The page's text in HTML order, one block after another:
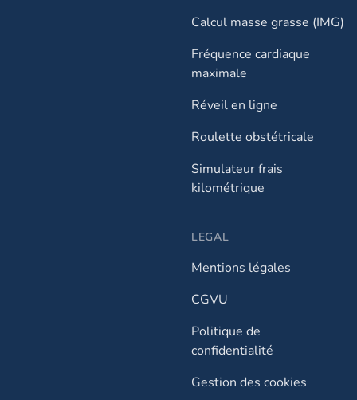
Calcul masse grasse (IMG)
Fréquence cardiaque
maximale
Réveil en ligne
Roulette obstétricale
Simulateur frais
kilométrique
LEGAL
Mentions légales
CGVU
Politique de
confidentialité
Gestion des cookies